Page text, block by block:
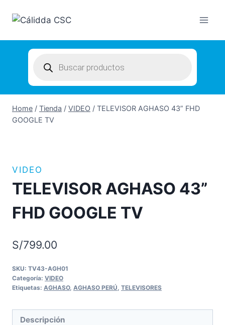
search
Home / Tienda / VIDEO / TELEVISOR AGHASO 43” FHD
GOOGLE TV
VIDEO
TELEVISOR AGHASO 43”
FHD GOOGLE TV
S/799.00
SKU: TV43-AGH01
Categoría: VIDEO
Etiquetas: AGHASO, AGHASO PERÚ TELEVISORES
Descripción